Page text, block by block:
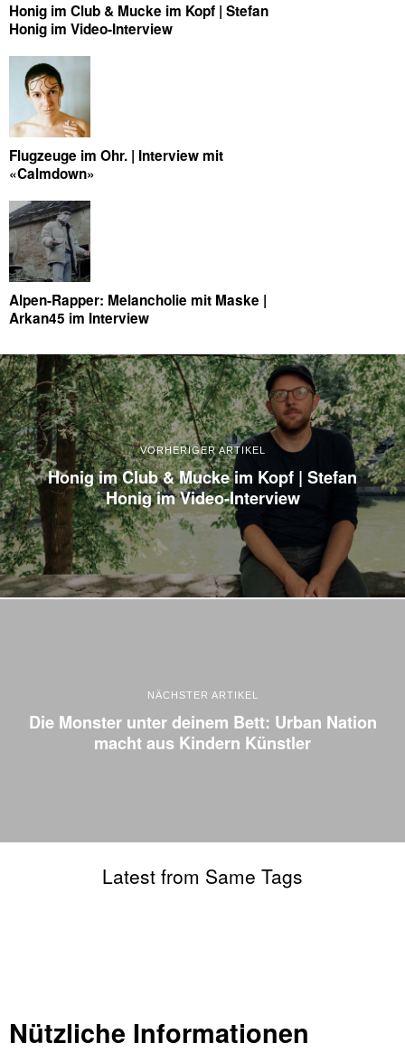
Honig im Club & Mucke im Kopf | Stefan
Honig im Video-Interview
Flugzeuge im Ohr. | Interview mit
«Calmdown»
Alpen-Rapper: Melancholie mit Maske |
Arkan45 im Interview
VORHERIGER ARTIKEL
Honig im Club & Mucke im Kopf | Stefan
Honig im Video-Interview
NÄCHSTER ARTIKEL
Die Monster unter deinem Bett: Urban Nation
macht aus Kindern Künstler
Latest from Same Tags
Nützliche Informationen